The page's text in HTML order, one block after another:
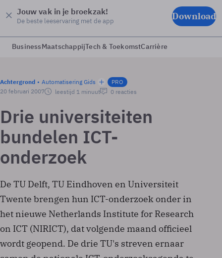
Jouw vak in je broekzak!
De beste leeservaring met de app Download
BusinessMaatschappijTech & ToekomstCarrière
Achtergrond Automatisering Gids
PRO
20 februari 2007
leestijd 1 minuut 0 reacties
Drie universiteiten
bundelen ICT-
onderzoek
De TU Delft, TU Eindhoven en Universiteit
Twente brengen hun ICT-onderzoek onder in
het nieuwe Netherlands Institute for Research
on ICT (NIRICT), dat volgende maand officieel
wordt geopend. De drie TU's streven ernaar